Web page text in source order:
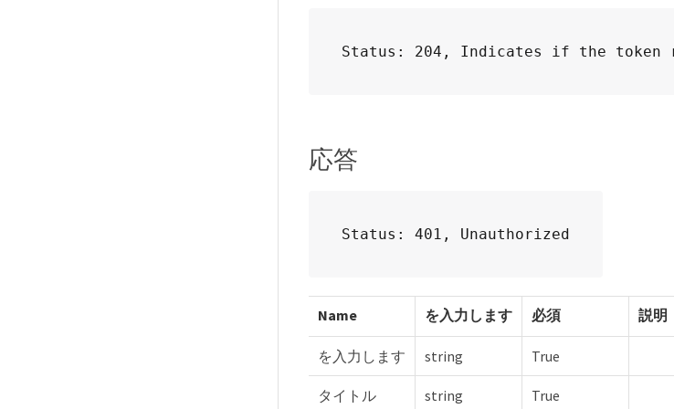
Status: 204, Indicates if the token
応答
Status: 401, Unauthorized
Name を入力します 必須 説明
を入力します string True
タイトル string True